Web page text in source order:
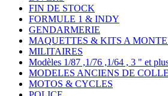
FIN DE STOCK
FORMULE 1 & INDY
GENDARMERIE
MAQUETTES & KITS A
MILITAIRES
Modèles 1/87 ,1/76 ,1/64 , 3 " et
MODELES ANCIENS DE
MOTOS & CYCLES